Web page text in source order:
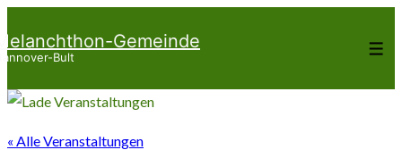
Zum
Gemeinde
Bult
« Alle Veranstaltungen